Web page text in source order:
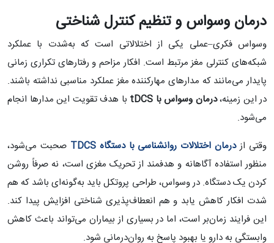
درمان وسواس و تنظیم کنترل شناختی
وسواس فکری–عملی یکی از اختلالاتی است که به‌شدت با عملکرد
شبکه‌های کنترلی مغز مرتبط است. افکار مزاحم و رفتارهای تکراری زمانی
پایدار می‌مانند که مدارهای مهارکننده مغز عملکرد مناسبی نداشته باشند.
در این زمینه،درمان وسواس با
با هدف تقویت این مدارها انجام
می‌شود.
وقتی ازدرمان اختلالات روانشناسی با دستگاه TDCS
صحبت می‌شود،
منظور استفاده آگاهانه و هدفمند از تحریک مغزی است، نه صرفاً روشن
کردن یک دستگاه. در وسواس، طراحی پروتکل باید به‌گونه‌ای باشد که هم
شدت افکار کاهش یابد و هم انعطاف‌پذیری شناختی افزایش پیدا کند.
این فرایند زمان‌بر است، اما در بسیاری از بیماران می‌تواند باعث کاهش
وابستگی به دارو یا بهبود پاسخ به روان‌درمانی شود.